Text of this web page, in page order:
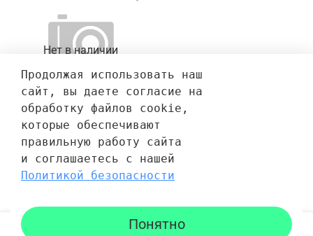
Нет в наличии
Зеркало Багуа вогнутое
голубое на красном
дереве 15 см
Продолжая использовать наш
сайт, вы даете согласие на
обработку файлов cookie,
которые обеспечивают
правильную работу сайта
и соглашаетесь с нашей
Политикой безопасности
Понятно